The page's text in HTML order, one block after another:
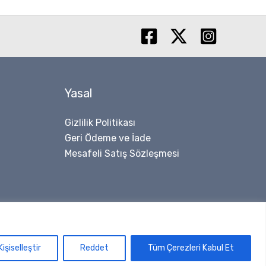
Reddet Tüm Çerezleri Kabul Et
Yasal
Gizlilik Politikası
Geri Ödeme ve İade
Mesafeli Satış Sözleşmesi
Marketi